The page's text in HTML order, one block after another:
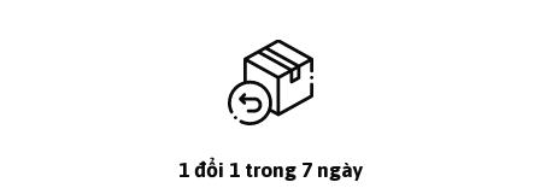
1 đổi 1 trong 7 ngày